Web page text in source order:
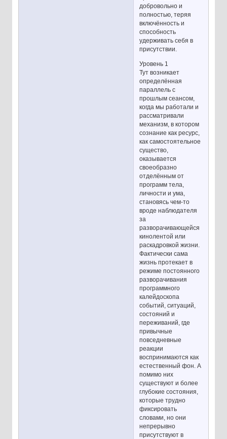
добровольно и
полностью, теряя
включённость и
способность
удерживать себя в
присутствии.
Уровень 1
Тут возникает
определённая
параллель с
прошлым сеансом,
когда мы работали и
рассматривали
механизм, в котором
сознание как ресурс,
как самостоятельное
существо,
оказывается
своеобразно
отделённым от
программ тела,
личности и ума,
становясь чем-то
вроде наблюдателя
за
разворачивающейся
кинолентой или
раскадровкой жизни.
Фактически сама
жизнь протекает в
режиме постоянного
разворачивания
программного
калейдоскопа
событий, ситуаций,
состояний и
переживаний, где
привычные
повседневные
реакции
воспринимаются как
естественный фон. А
помимо них
существуют и более
глубокие состояния,
которые трудно
фиксировать
словами, но они
непрерывно
присутствуют в